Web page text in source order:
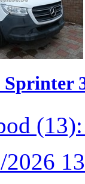
Sprinter
2026